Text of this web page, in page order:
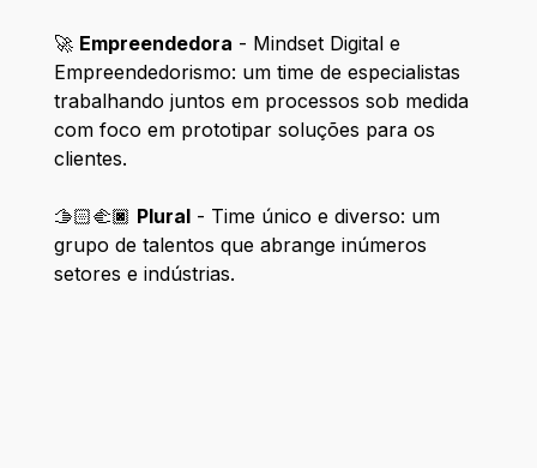
🚀 Empreendedora - Mindset Digital e
Empreendedorismo: um time de especialistas
trabalhando juntos em processos sob medida
com foco em prototipar soluções para os
clientes.
🫱🏻‍🫲🏿 Plural- Time único e diverso: um
grupo de talentos que abrange inúmeros
setores e indústrias.